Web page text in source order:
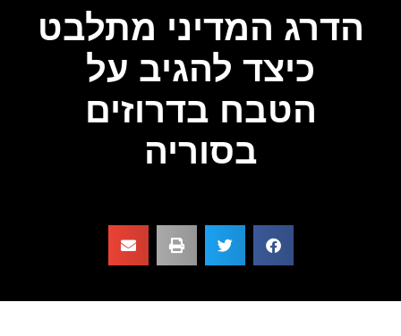
הדרג המדיני מתלבט
כיצד להגיב על
הטבח בדרוזים
בסוריה